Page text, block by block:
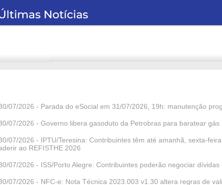
07/2026 - Parada do eSocial em 31/07/2026, 19h: manutenção
07/2026 - Governo libera gasoduto da Petrobras para baratear gás
07/2026 - IPTU/Teresina: Contribuintes têm até amanhã, sexta-
ao REFISTHE 2026
07/2026 - ISS/Porto Alegre: Contribuintes poderão negociar
07/2026 - NFC-e: Nota Técnica 2023.003 v1.30 altera regras de